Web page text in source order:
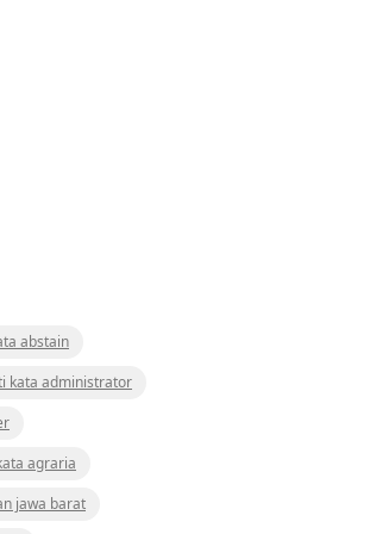
abstain
kata administrator
agraria
jawa barat